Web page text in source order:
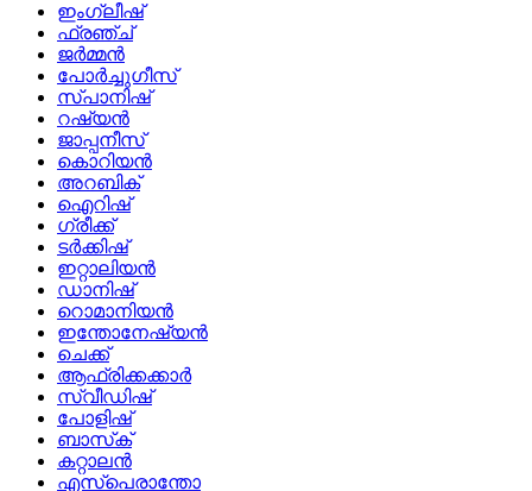
ഇംഗ്ലീഷ്
ഫ്രഞ്ച്
ജർമ്മൻ
പോർച്ചുഗീസ്
സ്പാനിഷ്
റഷ്യൻ
ജാപ്പനീസ്
കൊറിയൻ
അറബിക്
ഐറിഷ്
ഗ്രീക്ക്
ടർക്കിഷ്
ഇറ്റാലിയൻ
ഡാനിഷ്
റൊമാനിയൻ
ഇന്തോനേഷ്യൻ
ചെക്ക്
ആഫ്രിക്കക്കാർ
സ്വീഡിഷ്
പോളിഷ്
ബാസ്‌ക്
കറ്റാലൻ
എസ്പെരാന്തോ